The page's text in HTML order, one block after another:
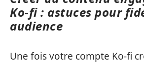
Ko-fi : astuces pour
audience
Une fois votre compte Ko-fi